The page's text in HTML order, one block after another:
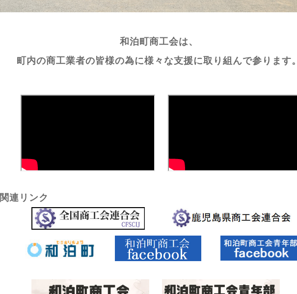
和泊町商工会は、
町内の商工業者の皆様の為に様々な支援に取り組んで参ります。
関連リンク